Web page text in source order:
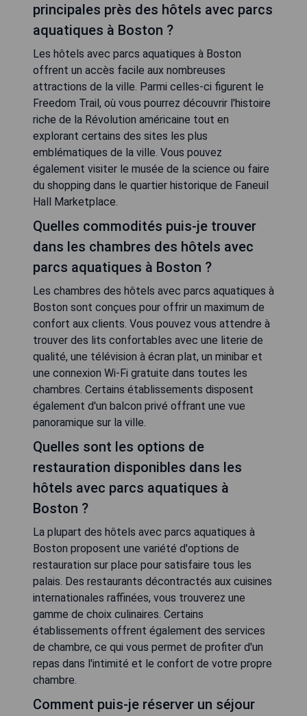
principales près des hôtels avec parcs
aquatiques à Boston ?
Les hôtels avec parcs aquatiques à Boston
offrent un accès facile aux nombreuses
attractions de la ville. Parmi celles-ci figurent le
Freedom Trail, où vous pourrez découvrir l'histoire
riche de la Révolution américaine tout en
explorant certains des sites les plus
emblématiques de la ville. Vous pouvez
également visiter le musée de la science ou faire
du shopping dans le quartier historique de Faneuil
Hall Marketplace.
Quelles commodités puis-je trouver
dans les chambres des hôtels avec
parcs aquatiques à Boston ?
Les chambres des hôtels avec parcs aquatiques à
Boston sont conçues pour offrir un maximum de
confort aux clients. Vous pouvez vous attendre à
trouver des lits confortables avec une literie de
qualité, une télévision à écran plat, un minibar et
une connexion Wi-Fi gratuite dans toutes les
chambres. Certains établissements disposent
également d'un balcon privé offrant une vue
panoramique sur la ville.
Quelles sont les options de
restauration disponibles dans les
hôtels avec parcs aquatiques à
Boston ?
La plupart des hôtels avec parcs aquatiques à
Boston proposent une variété d'options de
restauration sur place pour satisfaire tous les
palais. Des restaurants décontractés aux cuisines
internationales raffinées, vous trouverez une
gamme de choix culinaires. Certains
établissements offrent également des services
de chambre, ce qui vous permet de profiter d'un
repas dans l'intimité et le confort de votre propre
chambre.
Comment puis-je réserver un séjour